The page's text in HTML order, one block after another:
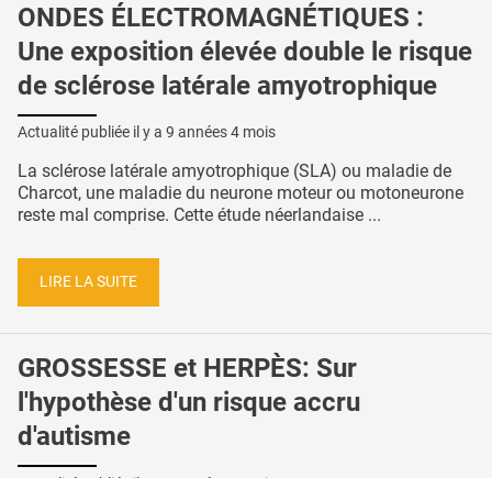
ONDES ÉLECTROMAGNÉTIQUES :
Une exposition élevée double le risque
de sclérose latérale amyotrophique
Actualité publiée il y a 9 années 4 mois
La sclérose latérale amyotrophique (SLA) ou maladie de
Charcot, une maladie du neurone moteur ou motoneurone
reste mal comprise. Cette étude néerlandaise ...
LIRE LA SUITE
GROSSESSE et HERPÈS: Sur
l'hypothèse d'un risque accru
d'autisme